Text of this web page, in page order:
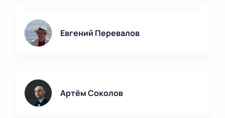
Евгений Перевалов
Артём Соколов